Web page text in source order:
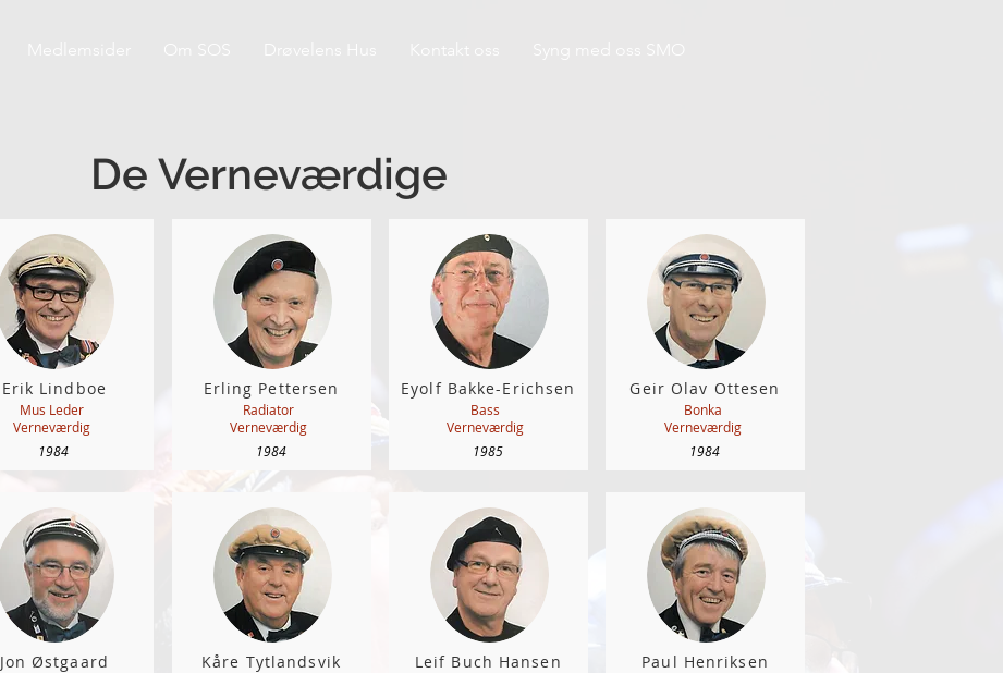
De Verneværdige
Erik Lindboe
Mus Leder
Verneværdig
1984
Jon Østgaard
Erling Pettersen
Radiator
Verneværdig
1984
Kåre Tytlandsvik
Eyolf Bakke-Erichsen
Bass
Verneværdig
1985
Leif Buch Hansen
Geir Olav Ottesen
Bonka
Verneværdig
1984
Paul Henriksen